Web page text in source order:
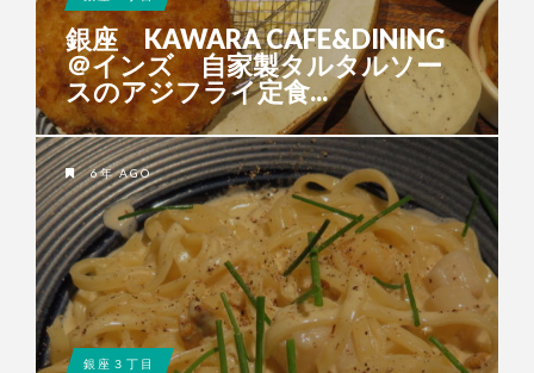
銀座 KAWARA CAFE&DINING
＠インズ 自家製タルタルソー
スのアジフライ定食...
6年 AGO
銀座３丁目